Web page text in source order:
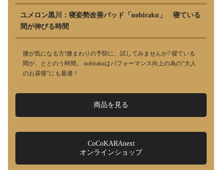
ユメロン黒川：寝姿勢改善パッド「nobiraku」 寝ている
間が伸びる時間
腰が気になる方!腰まわりの予防に、試してみませんか? 寝ている
間が、ととのう時間。 nobirakuはパフォーマンス向上の為の“大人
のお昼寝”にも最適！
商品を見る
CoCoKARAnext
オンラインショップ